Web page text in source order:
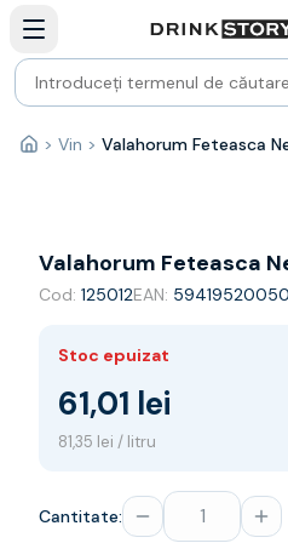
Bauturi fine — selectie
Produse Noi
Cosuri cadou
Pachete & Cadouri
Vin
Franta
Spania
Australia
Germania
Noua Zeelanda
Prosecco
Acasă
> Vin >
Valahorum Feteasca
Cod: 125012EAN:
Stoc epuizat
61,01 lei
81,35 lei / litru
Cantitate: